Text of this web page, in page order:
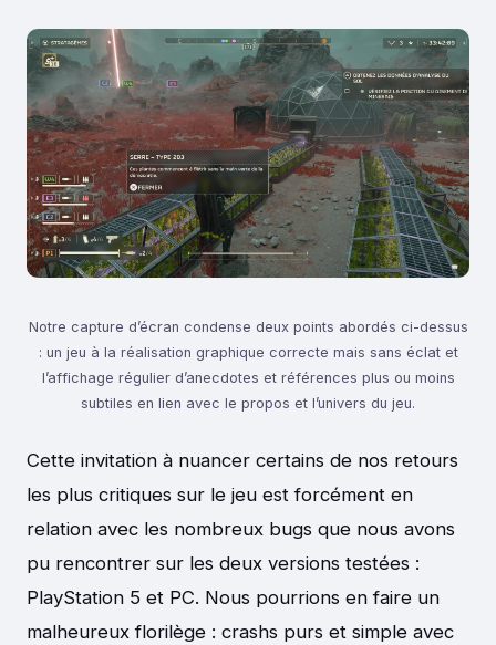
Notre capture d’écran condense deux points abordés ci-dessus
: un jeu à la réalisation graphique correcte mais sans éclat et
l’affichage régulier d’anecdotes et références plus ou moins
subtiles en lien avec le propos et l’univers du jeu.
Cette invitation à nuancer certains de nos retours
les plus critiques sur le jeu est forcément en
relation avec les nombreux bugs que nous avons
pu rencontrer sur les deux versions testées :
PlayStation 5 et PC. Nous pourrions en faire un
malheureux florilège : crashs purs et simple avec